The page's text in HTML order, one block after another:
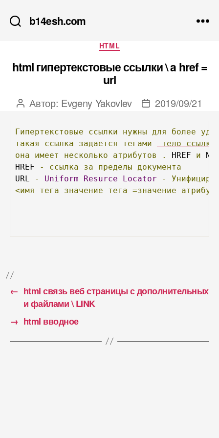
b14esh.com
Рубрики
HTML
html гипертекстовые ссылки \ a href =
url
Автор
записи
Автор: Evgeny Yakovlev
Дата
записи
2019/09/21
Гипертекстовые ссылки нужны для более
такая
ссылка задается тегами тело
ссылки
она
имеет несколько атрибутов . HREF и
HREF
- ссылка за пределы
документа
URL
- Uniform Resurce Locator -
<имя
тега значение тега =значение
← html связь веб страницы с дополнительных
и файлами \ LINK
→ html вводное